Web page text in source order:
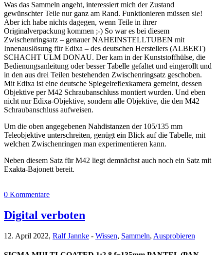
Was das Sammeln angeht, interessiert mich der Zustand
gewünschter Teile nur ganz am Rand. Funktionieren müssen sie!
Aber ich habe nichts dagegen, wenn Teile in ihrer
Originalverpackung kommen ;-) So war es bei diesem
Zwischenringsatz – genauer NAHEINSTELLTUBEN mit
Innenauslösung für Edixa – des deutschen Herstellers (ALBERT)
SCHACHT ULM DONAU. Der kam in der Kunststoffhülse, die
Bedienungsanleitung oder besser Tabelle gefaltet und eingerollt und
in den aus drei Teilen bestehenden Zwischenringsatz geschoben.
Mit Edixa ist eine deutsche Spiegelreflexkamera gemeint, dessen
Objektive per M42 Schraubanschluss montiert wurden. Und eben
nicht nur Edixa-Objektive, sondern alle Objektive, die den M42
Schraubanschluss aufweisen.
Um die oben angegebenen Nahdistanzen der 105/135 mm
Teleobjektive unterschreiten, genügt ein Blick auf die Tabelle, mit
welchen Zwischenringen man experimentieren kann.
Neben diesem Satz für M42 liegt demnächst auch noch ein Satz mit
Exakta-Bajonett bereit.
0 Kommentare
Digital verboten
12. April 2022, Ralf Jannke - Wissen, Sammeln, Ausprobieren